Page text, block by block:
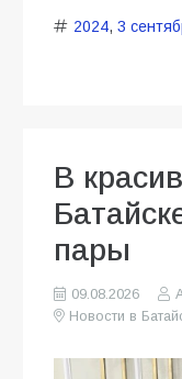
2024, 3
В
пары
09.08.2026
Новости в